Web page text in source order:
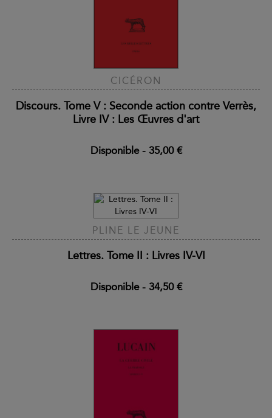
CICÉRON
Discours. Tome V : Seconde action contre Verrès,
Livre IV : Les Œuvres d'art
Disponible- 35,00 €
PLINE LE JEUNE
Lettres. Tome II : Livres IV-VI
Disponible- 34,50 €